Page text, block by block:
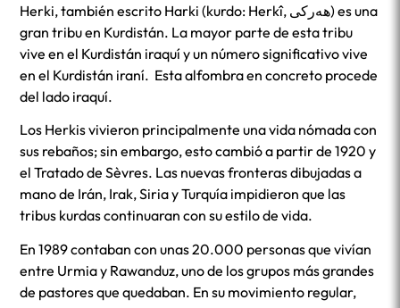
Herki, también escrito Harki (kurdo: Herkî, ھەرکی) es una
gran tribu en Kurdistán. La mayor parte de esta tribu
vive en el Kurdistán iraquí y un número significativo vive
en el Kurdistán iraní. Esta alfombra en concreto procede
del lado iraquí.
Los Herkis vivieron principalmente una vida nómada con
sus rebaños; sin embargo, esto cambió a partir de 1920 y
el Tratado de Sèvres. Las nuevas fronteras dibujadas a
mano de Irán, Irak, Siria y Turquía impidieron que las
tribus kurdas continuaran con su estilo de vida.
En 1989 contaban con unas 20.000 personas que vivían
entre Urmia y Rawanduz, uno de los grupos más grandes
de pastores que quedaban. En su movimiento regular,